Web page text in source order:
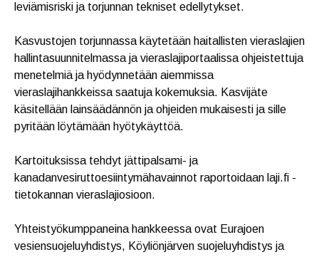
leviämisriski ja torjunnan tekniset edellytykset.
Kasvustojen torjunnassa käytetään haitallisten vieraslajien
hallintasuunnitelmassa ja vieraslajiportaalissa ohjeistettuja
menetelmiä ja hyödynnetään aiemmissa
vieraslajihankkeissa saatuja kokemuksia. Kasvijäte
käsitellään lainsäädännön ja ohjeiden mukaisesti ja sille
pyritään löytämään hyötykäyttöä.
Kartoituksissa tehdyt jättipalsami- ja
kanadanvesiruttoesiintymähavainnot raportoidaan laji.fi -
tietokannan vieraslajiosioon.
Yhteistyökumppaneina hankkeessa ovat Eurajoen
vesiensuojeluyhdistys, Köyliönjärven suojeluyhdistys ja